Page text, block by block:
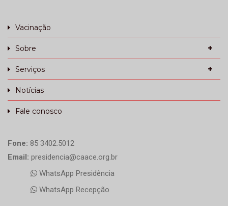
Vacinação
Sobre
Serviços
Notícias
Fale conosco
Fone: 85 3402.5012
Email: presidencia@caace.org.br
WhatsApp Presidência
WhatsApp Recepção